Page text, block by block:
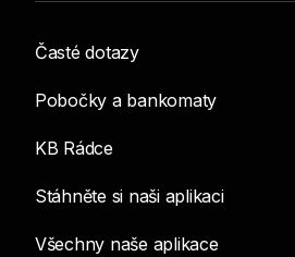
Časté dotazy
Pobočky a bankomaty
KB Rádce
Stáhněte si naši aplikaci
Všechny naše aplikace